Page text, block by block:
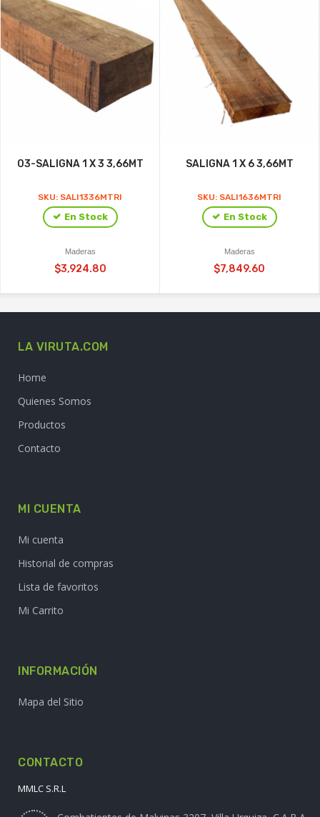
03-SALIGNA 1 X 3 3,66MT
SKU: SALI1336MTRI
En Stock
Maderas
$3,924.80
SALIGNA 1 X 6 3,66MT
SKU: SALI1636MTRI
En Stock
Maderas
$7,849.60
LA VIRUTA.COM
Home
Quienes Somos
Productos
Contacto
MI CUENTA
Mi cuenta
Historial de compras
Lista de favoritos
Mi Carrito
INFORMACIÓN
Mapa del Sitio
CONTACTO
MMLC S.R.L